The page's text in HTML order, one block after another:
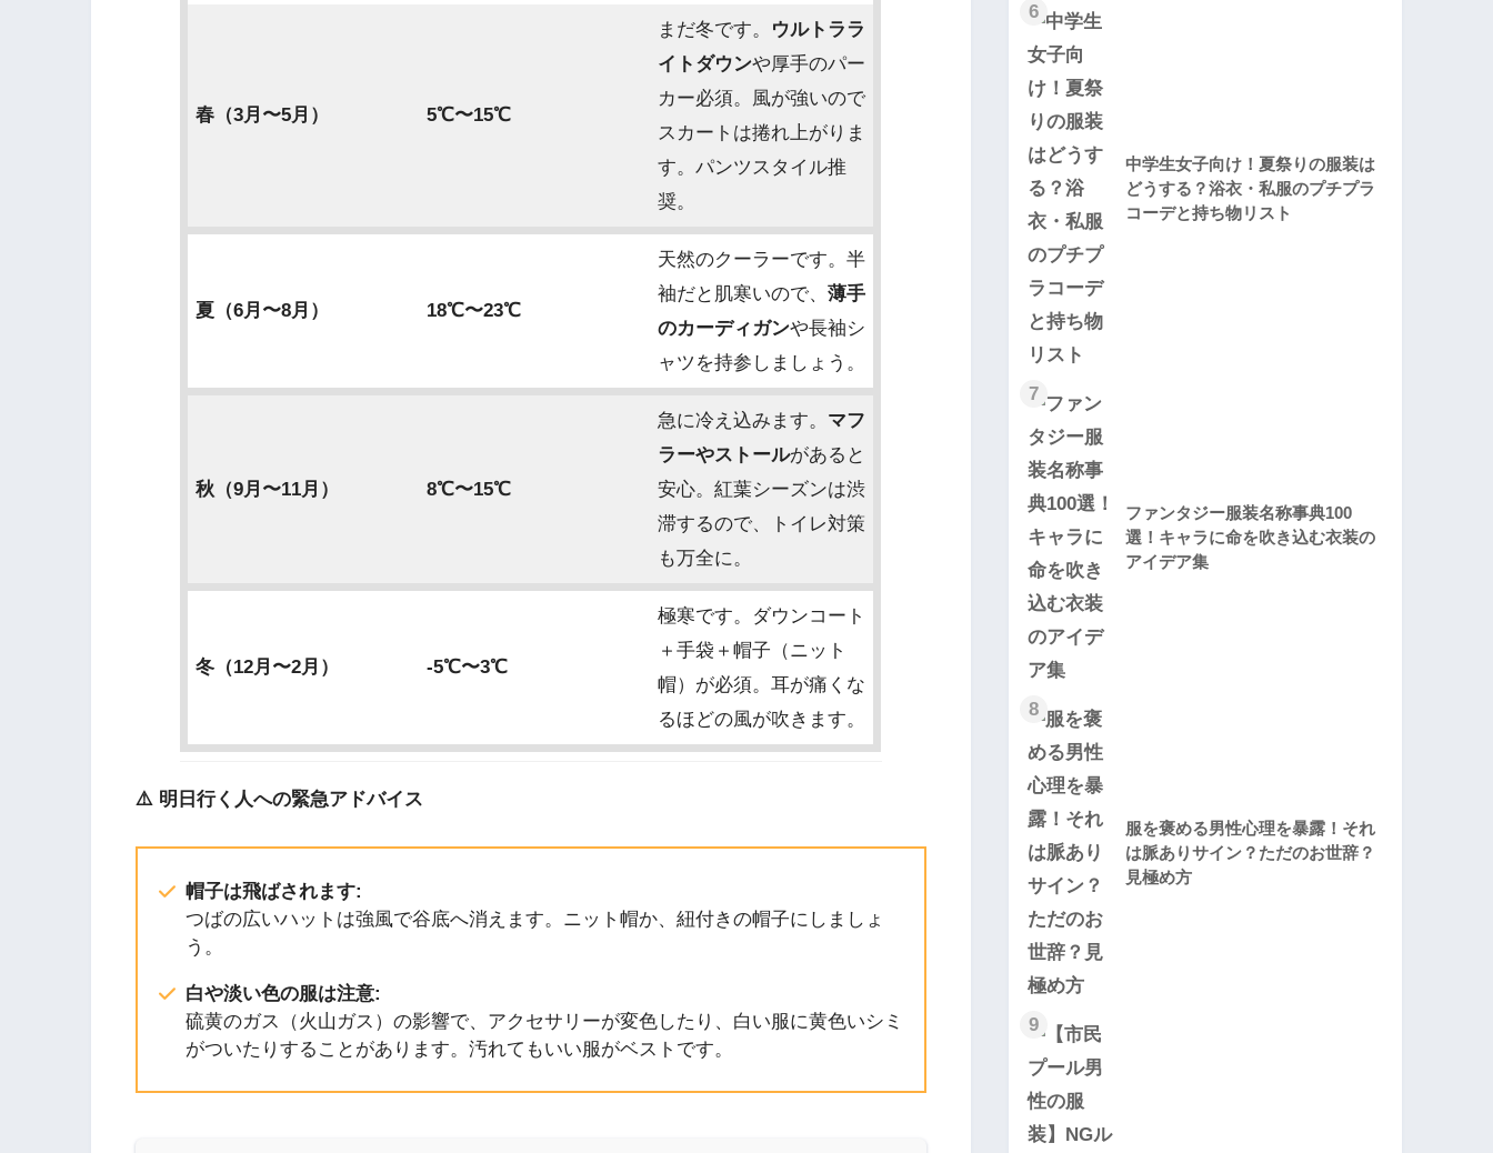
春（3月〜5月） 5℃〜15℃
まだ冬です。
ウルトララ
イトダウンや厚手のパー
カー必須。風が強いので
スカートは捲れ上がりま
す。パンツスタイル推
奨。
夏（6月〜8月） 18℃〜23℃
天然のクーラーです。半
袖だと肌寒いので、 薄手
のカーディガンや長袖シ
ャツを持参しましょう。
秋（9月〜11月） 8℃〜15℃
急に冷え込みます。 マフ
ラーやストールがあると
安心。紅葉シーズンは渋
滞するので、トイレ対策
も万全に。
冬（12月〜2月） -5℃〜3℃
極寒です。ダウンコート
＋手袋＋帽子（ニット
帽）が必須。耳が痛くな
るほどの風が吹きます。
⚠️ 明日行く人への緊急アドバイス
帽子は飛ばされます:
つばの広いハットは強風で谷底へ消えます。ニット帽か、紐付きの帽子にしましょ
う。
白や淡い色の服は注意:
硫黄のガス（火山ガス）の影響で、アクセサリーが変色したり、白い服に黄色いシミ
がついたりすることがあります。汚れてもいい服がベストです。
6
中学生女子向け！夏祭りの服装は
どうする？浴衣・私服のプチプラ
コーデと持ち物リスト
7
ファンタジー服装名称事典100
選！キャラに命を吹き込む衣装の
アイデア集
8
服を褒める男性心理を暴露！それ
は脈ありサイン？ただのお世辞？
見極め方
9